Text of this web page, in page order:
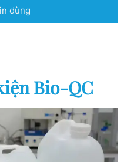
dùng
Bio-QC